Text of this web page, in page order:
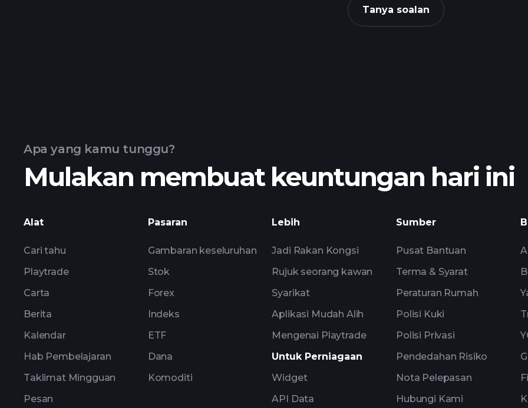
Tanya soalan
Apa yang kamu tunggu?
Mulakan membuat keuntungan hari ini
Alat
Cari tahu
Playtrade
Carta
Berita
Kalendar
Hab Pembelajaran
Taklimat Mingguan
Pesan
Pasaran
Gambaran keseluruhan
Stok
Forex
Indeks
ETF
Dana
Komoditi
Lebih
Jadi Rakan Kongsi
Rujuk seorang kawan
Syarikat
Aplikasi Mudah Alih
Mengenai Playtrade
Untuk Perniagaan
Widget
API Data
Sumber
Pusat Bantuan
Terma & Syarat
Peraturan Rumah
Polisi Kuki
Polisi Privasi
Pendedahan Risiko
Nota Pelepasan
Hubungi Kami